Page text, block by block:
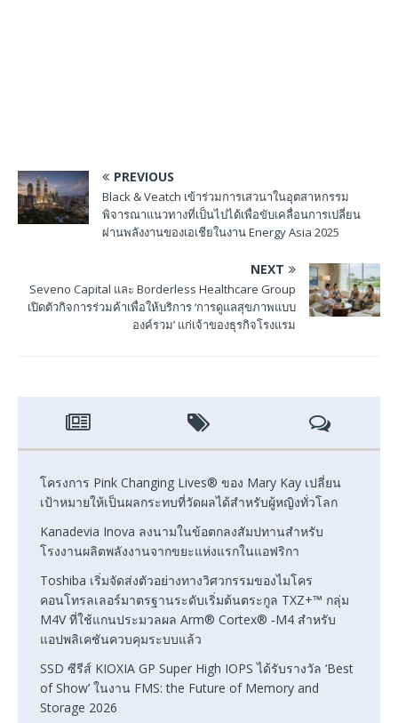
PREVIOUS
Black & Veatch เข้าร่วมการเสวนาในอุตสาหกรรม
พิจารณาแนวทางที่เป็นไปได้เพื่อขับเคลื่อนการเปลี่ยน
ผ่านพลังงานของเอเชียในงาน Energy Asia 2025
NEXT
Seveno Capital และ Borderless Healthcare Group
เปิดตัวกิจการร่วมค้าเพื่อให้บริการ ‘การดูแลสุขภาพแบบ
องค์รวม’ แก่เจ้าของธุรกิจโรงแรม
โครงการ Pink Changing Lives® ของ Mary Kay เปลี่ยน
เป้าหมายให้เป็นผลกระทบที่วัดผลได้สำหรับผู้หญิงทั่วโลก
Kanadevia Inova ลงนามในข้อตกลงสัมปทานสำหรับ
โรงงานผลิตพลังงานจากขยะแห่งแรกในแอฟริกา
Toshiba เริ่มจัดส่งตัวอย่างทางวิศวกรรมของไมโคร
คอนโทรลเลอร์มาตรฐานระดับเริ่มต้นตระกูล TXZ+™ กลุ่ม
M4V ที่ใช้แกนประมวลผล Arm® Cortex® ‑M4 สำหรับ
แอปพลิเคชันควบคุมระบบแล้ว
SSD ซีรีส์ KIOXIA GP Super High IOPS ได้รับรางวัล ‘Best
of Show’ ในงาน FMS: the Future of Memory and
Storage 2026